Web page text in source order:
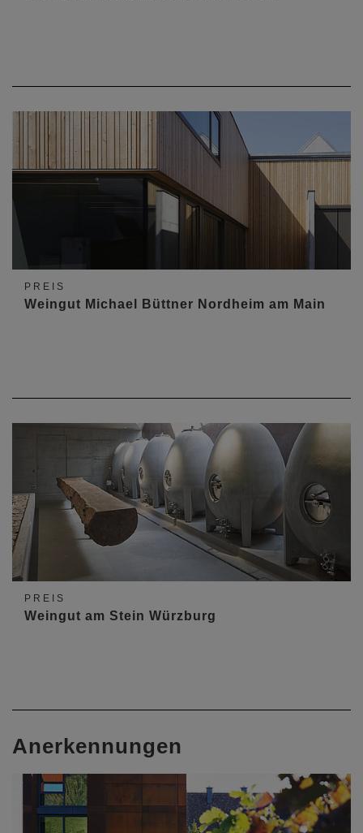
PREIS
Weingut Michael Büttner Nordheim am Main
PREIS
Weingut am Stein Würzburg
Anerkennungen